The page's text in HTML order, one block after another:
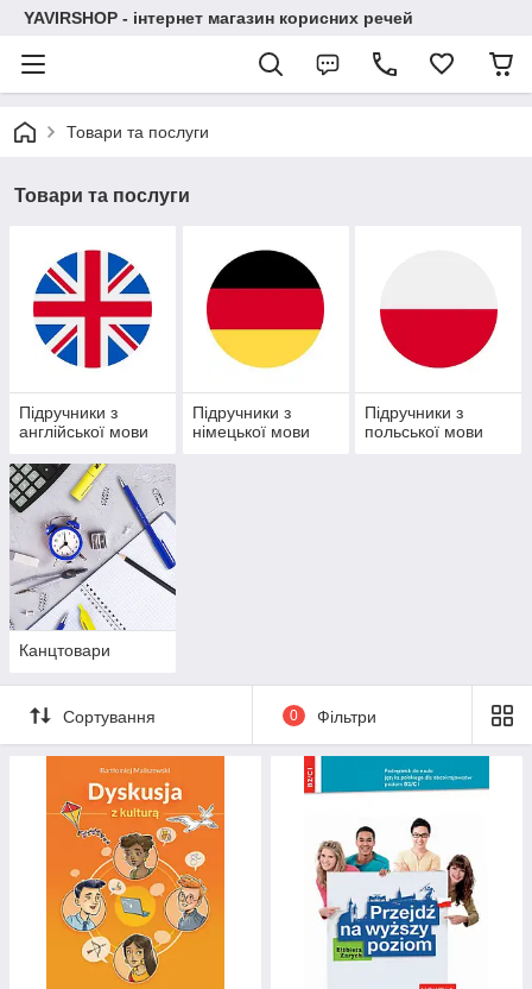
YAVIRSHOP - інтернет магазин корисних речей
Товари та послуги
Товари та послуги
Підручники з
англійської мови
Підручники з
німецької мови
Підручники з
польської мови
Канцтовари
Сортування 0 Фільтри